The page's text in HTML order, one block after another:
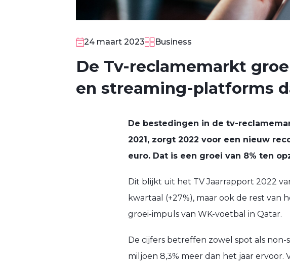
24 maart 2023 Business
De Tv-reclamemarkt
en streaming-platforms
De bestedingen in de tv-
2021, zorgt 2022 voor een nieuw
euro. Dat is een groei van 8% ten
Dit blijkt uit het TV Jaarrapport 2022
kwartaal (+27%), maar ook de rest van
groei-impuls van WK-voetbal in Qatar.
De cijfers betreffen zowel spot als
miljoen 8,3% meer dan het jaar